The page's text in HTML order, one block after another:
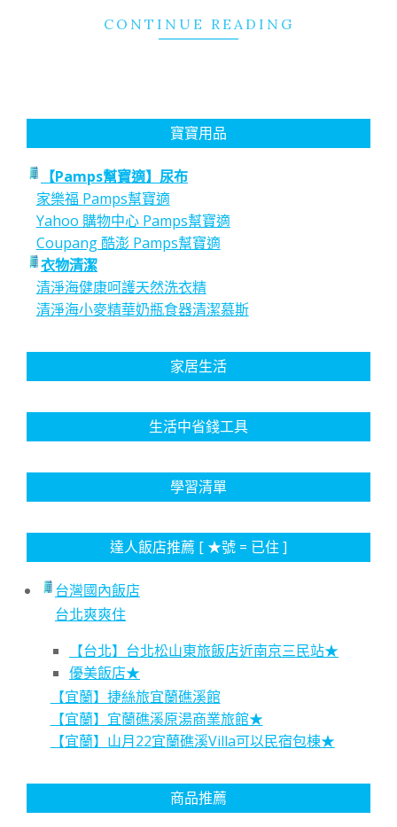
CONTINUE READING
寶寶用品
【Pamps幫寶適】尿布
家樂福 Pamps幫寶適
Yahoo 購物中心 Pamps幫寶適
Coupang 酷澎 Pamps幫寶適
衣物清潔
清淨海健康呵護天然洗衣精
清淨海小麥精華奶瓶食器清潔慕斯
家居生活
生活中省錢工具
學習清單
達人飯店推薦 [ ★號 = 已住 ]
台灣國內飯店
台北爽爽住
【台北】台北松山東旅飯店近南京三民站★
優美飯店★
【宜蘭】捷絲旅宜蘭礁溪館
【宜蘭】宜蘭礁溪原湯商業旅館★
【宜蘭】山月22宜蘭礁溪Villa可以民宿包棟★
商品推薦